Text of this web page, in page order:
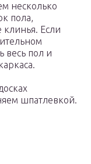
несколько
пола,
Если
весь пол и
шпатлевкой.